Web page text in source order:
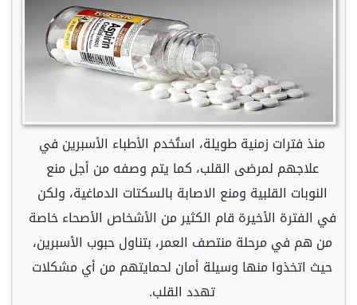
منذ فترات زمنية طويلة، استُخدم الأطباء الأسبرين في
علاجهم لمرضى القلب، كما يتم وصفه من أجل منع
النوبات القلبية ومنع الاصابة بالسكتات الدماغية، ولكن
في الفترة الأخيرة قام الكثير من الأشخاص الأصحاء خاصة
من هم في مرحلة منتصف العمر، بتناول حبوب الأسبرين،
حيث اتخذوا منها وسيلة أمان لحمايتهم من أي مشكلات
تهدد القلب.